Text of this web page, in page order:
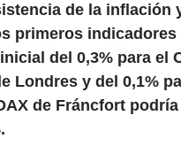
de la inflación
primeros indicadores
del 0,3% para el
Londres y del 0,1%
de Fráncfort podría